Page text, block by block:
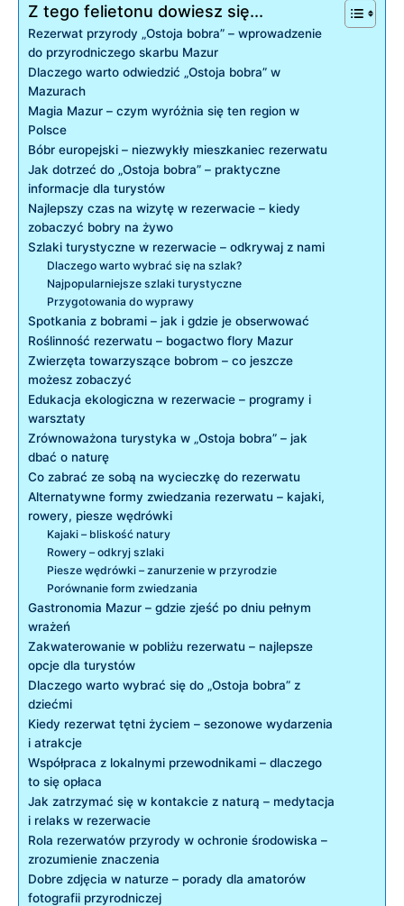
Z tego felietonu dowiesz się...
Rezerwat przyrody „Ostoja bobra” – wprowadzenie
do przyrodniczego skarbu Mazur
Dlaczego warto odwiedzić „Ostoja bobra” w
Mazurach
Magia Mazur – czym wyróżnia się ten region w
Polsce
Bóbr europejski – niezwykły mieszkaniec rezerwatu
Jak dotrzeć do „Ostoja bobra” – praktyczne
informacje dla turystów
Najlepszy czas na wizytę w rezerwacie – kiedy
zobaczyć bobry na żywo
Szlaki turystyczne w rezerwacie – odkrywaj z nami
Dlaczego warto wybrać się na szlak?
Najpopularniejsze szlaki turystyczne
Przygotowania do wyprawy
Spotkania z bobrami – jak i gdzie je obserwować
Roślinność rezerwatu – bogactwo flory Mazur
Zwierzęta towarzyszące bobrom – co jeszcze
możesz zobaczyć
Edukacja ekologiczna w rezerwacie – programy i
warsztaty
Zrównoważona turystyka w „Ostoja bobra” – jak
dbać o naturę
Co zabrać ze sobą na wycieczkę do rezerwatu
Alternatywne formy zwiedzania rezerwatu – kajaki,
rowery, piesze wędrówki
Kajaki – bliskość natury
Rowery – odkryj szlaki
Piesze wędrówki – zanurzenie w przyrodzie
Porównanie form zwiedzania
Gastronomia Mazur – gdzie zjeść po dniu pełnym
wrażeń
Zakwaterowanie w pobliżu rezerwatu – najlepsze
opcje dla turystów
Dlaczego warto wybrać się do „Ostoja bobra” z
dziećmi
Kiedy rezerwat tętni życiem – sezonowe wydarzenia
i atrakcje
Współpraca z lokalnymi przewodnikami – dlaczego
to się opłaca
Jak zatrzymać się w kontakcie z naturą – medytacja
i relaks w rezerwacie
Rola rezerwatów przyrody w ochronie środowiska –
zrozumienie znaczenia
Dobre zdjęcia w naturze – porady dla amatorów
fotografii przyrodniczej